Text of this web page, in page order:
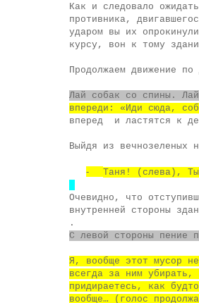
Как и следовало
противника,
ударом вы их
курсу, вон к тому
Продолжаем движение по
Лай собак со спины.
впереди: «Иди сюда,
вперед
и ластятся к
Выйдя из вечнозеленых
- Таня! (слева), Ты
Очевидно, что
внутренней стороны
.
С левой стороны пение
Я, вообще этот мусор
всегда за ним
придираетесь, как
вообще… (голос